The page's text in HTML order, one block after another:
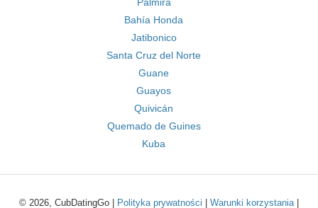
Bahía Honda
Jatibonico
Santa Cruz del Norte
Guane
Guayos
Quivicán
Quemado de Guines
Kuba
© 2026, CubDatingGo | Polityka prywatności Warunki korzystania|